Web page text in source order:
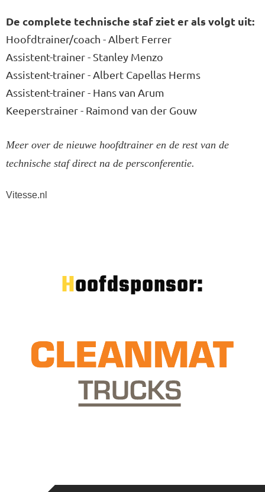
De complete technische staf ziet er als volgt uit:
Hoofdtrainer/coach - Albert Ferrer
Assistent-trainer - Stanley Menzo
Assistent-trainer - Albert Capellas Herms
Assistent-trainer - Hans van Arum
Keeperstrainer - Raimond van der Gouw
Meer over de nieuwe hoofdtrainer en de rest van de
technische staf direct na de persconferentie.
Vitesse.nl
Hoofdsponsor: